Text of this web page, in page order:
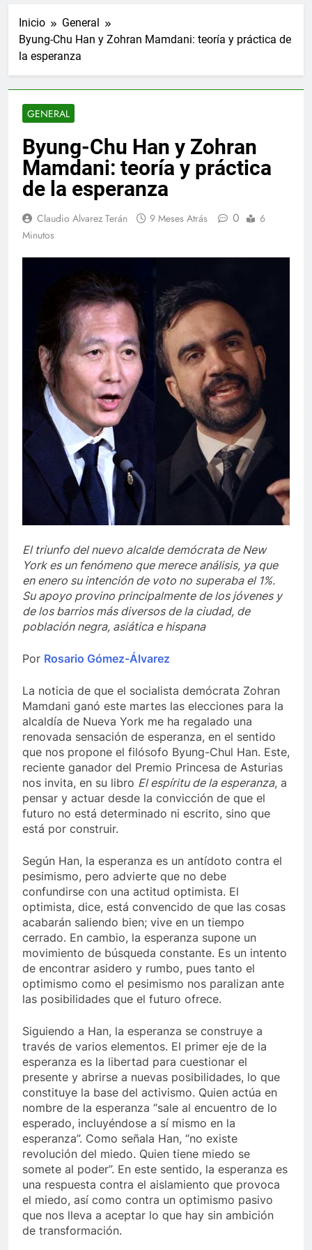
Inicio
General
Byung-Chu Han y Zohran Mamdani: teoría y práctica de
la esperanza
GENERAL
Byung-Chu Han y Zohran
Mamdani: teoría y práctica
de la esperanza
Claudio Alvarez Terán 9 Meses Atrás 0
6
Minutos
El triunfo del nuevo alcalde demócrata de New
York es un fenómeno que merece análisis, ya que
en enero su intención de voto no superaba el 1%.
Su apoyo provino principalmente de los jóvenes y
de los barrios más diversos de la ciudad, de
población negra, asiática e hispana
Por Rosario Gómez-Álvarez
La noticia de que el socialista demócrata Zohran
Mamdani ganó este martes las elecciones para la
alcaldía de Nueva York me ha regalado una
renovada sensación de esperanza, en el sentido
que nos propone el filósofo Byung-Chul Han. Este,
reciente ganador del Premio Princesa de Asturias
nos invita, en su libro El espíritu de la esperanza, a
pensar y actuar desde la convicción de que el
futuro no está determinado ni escrito, sino que
está por construir.
Según Han, la esperanza es un antídoto contra el
pesimismo, pero advierte que no debe
confundirse con una actitud optimista. El
optimista, dice, está convencido de que las cosas
acabarán saliendo bien; vive en un tiempo
cerrado. En cambio, la esperanza supone un
movimiento de búsqueda constante. Es un intento
de encontrar asidero y rumbo, pues tanto el
optimismo como el pesimismo nos paralizan ante
las posibilidades que el futuro ofrece.
Siguiendo a Han, la esperanza se construye a
través de varios elementos. El primer eje de la
esperanza es la libertad para cuestionar el
presente y abrirse a nuevas posibilidades, lo que
constituye la base del activismo. Quien actúa en
nombre de la esperanza “sale al encuentro de lo
esperado, incluyéndose a sí mismo en la
esperanza”. Como señala Han, “no existe
revolución del miedo. Quien tiene miedo se
somete al poder”. En este sentido, la esperanza es
una respuesta contra el aislamiento que provoca
el miedo, así como contra un optimismo pasivo
que nos lleva a aceptar lo que hay sin ambición
de transformación.